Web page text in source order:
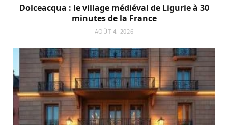
Dolceacqua : le village médiéval de Ligurie à 30
minutes de la France
AOÛT 4, 2026